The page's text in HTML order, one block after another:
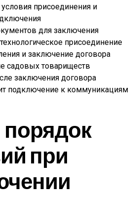
присоединения и
для заключения
присоединение
и заключение договора
садовых товариществ
заключения договора
подключение к коммуникациям
при